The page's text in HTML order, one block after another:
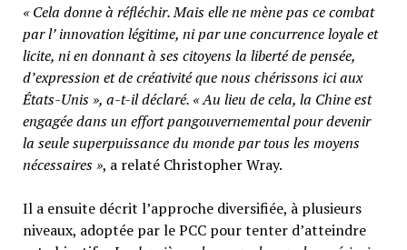
« Cela donne à réfléchir. Mais elle ne mène pas ce combat
par l’ innovation légitime, ni par une concurrence loyale et
licite, ni en donnant à ses citoyens la liberté de pensée,
d’expression et de créativité que nous chérissons ici aux
États-Unis », a-t-il déclaré. « Au lieu de cela, la Chine est
engagée dans un effort pangouvernemental pour devenir
la seule superpuissance du monde par tous les moyens
nécessaires », a relaté Christopher Wray.
Il a ensuite décrit l’approche diversifiée, à plusieurs
niveaux, adoptée par le PCC pour tenter d’atteindre